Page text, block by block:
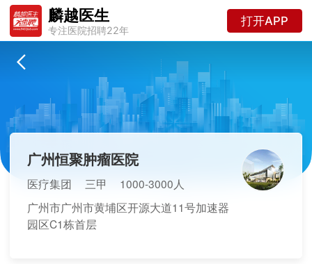
麟越医生
专注医院招聘22年
打开APP
广州恒聚肿瘤医院
医疗集团 三甲
1000-3000人
广州市广州市黄埔区开源大道11号加速器
园区C1栋首层